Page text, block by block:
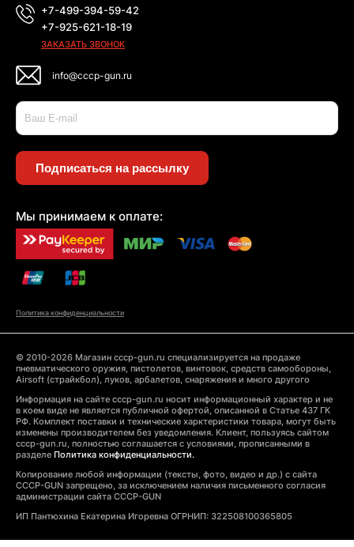
+7-499-394-59-42
+7-925-621-18-19
ЗАКАЗАТЬ ЗВОНОК
info@cccp-gun.ru
Подписаться на рассылку
Мы принимаем к оплате:
Политика конфиденциальности
© 2010-2026 Магазин cccp-gun.ru специализируется на продаже
пневматического оружия, пистолетов, винтовок, средств самообороны,
Airsoft (страйкбол), луков, арбалетов, снаряжения и много другого
Информация на сайте cccp-gun.ru носит информационный характер и не
в коем виде не является публичной офертой, описанной в Статье 437 ГК
РФ. Комплект поставки и технические харктеристики товара, могут быть
изменены производителем без уведомления. Клиент, пользуясь сайтом
cccp-gun.ru, полностью соглашается с условиями, прописанными в
разделе Политика конфиденциальности.
Копирование любой информации (тексты, фото, видео и др.) с сайта
CCCP-GUN запрещено, за исключением наличия письменного согласия
администрации сайта CCCP-GUN
ИП Пантюхина Екатерина Игоревна ОГРНИП: 322508100365805